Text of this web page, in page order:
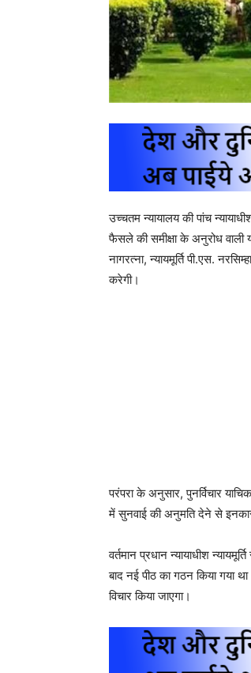
उच्चतम न्यायालय की पांच
फैसले की समीक्षा के अनुरोध वाली
नागरत्ना, न्यायमूर्ति पी.एस.
करेगी।
परंपरा के अनुसार, पुनर्विचार
में सुनवाई की अनुमति देने से
वर्तमान प्रधान न्यायाधीश
बाद नई पीठ का गठन किया गया
विचार किया जाएगा।